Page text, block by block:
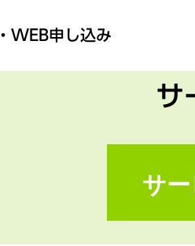
・WEB申し込み
サ
サ